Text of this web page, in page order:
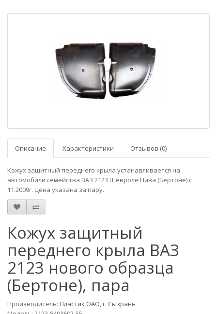
Описание Характеристики Отзывов (0)
Кожух защитный переднего крыла устанавливается на
автомобили семейства ВАЗ 2123 Шевроле Нива (Бертоне) с
11.2009г. Цена указана за пару.
Кожух защитный
переднего крыла ВАЗ
2123 нового образца
(Бертоне), пара
Производитель: Пластик ОАО, г. Сызрань